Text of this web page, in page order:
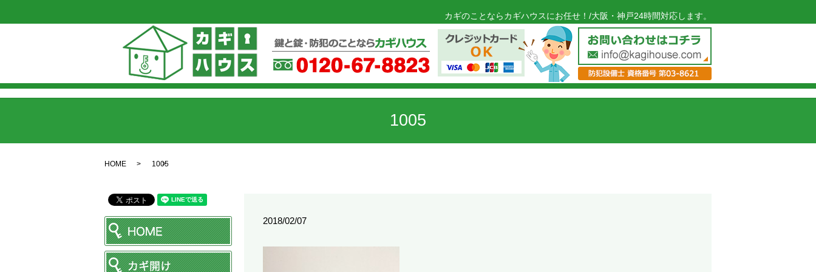
カギのことならカギハウスにお任せ！/大阪・神戸24時間対応します。
1005
HOME 1005
2018/02/07